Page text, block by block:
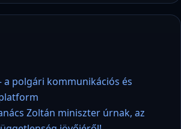
a polgári kommunikációs és
Zoltán miniszter úrnak, az